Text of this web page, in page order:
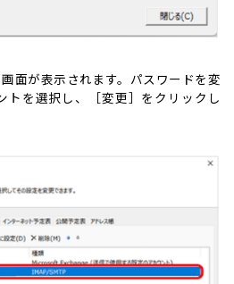
面が表示されます。パスワードを変
トを選択し、［変更］をクリックし